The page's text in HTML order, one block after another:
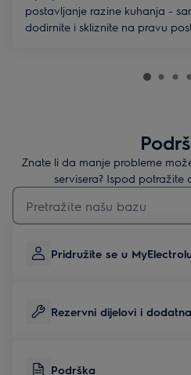
postavljanje razine kuhanja -
dodirnite i skliznite na pravu
Znate li da manje probleme
servisera? Ispod potražite
Upišite za pretraživanje članaka podrške
Pridružite se u
Rezervni dijelovi i
Podrška